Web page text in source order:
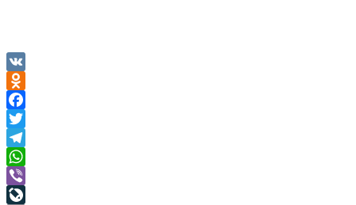
VK
Odnoklassniki
Facebook
Twitter
Telegram
WhatsApp
Viber